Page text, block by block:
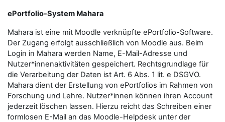
ePortfolio-System Mahara
Mahara ist eine mit Moodle verknüpfte ePortfolio-Software.
Der Zugang erfolgt ausschließlich von Moodle aus. Beim
Login in Mahara werden Name, E-Mail-Adresse und
Nutzer*innenaktivitäten gespeichert. Rechtsgrundlage für
die Verarbeitung der Daten ist Art. 6 Abs. 1 lit. e DSGVO.
Mahara dient der Erstellung von ePortfolios im Rahmen von
Forschung und Lehre. Nutzer*innen können ihren Account
jederzeit löschen lassen. Hierzu reicht das Schreiben einer
formlosen E-Mail an das Moodle-Helpdesk unter der